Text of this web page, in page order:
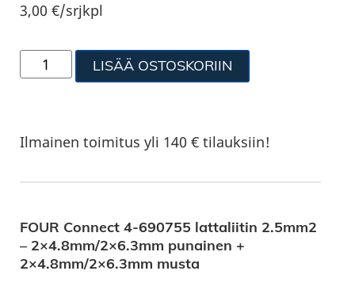
3,00€/srjkpl
LISÄÄ OSTOSKORIIN
Ilmainen toimitus yli 140 € tilauksiin!
FOUR Connect 4-690755 lattaliitin 2.5mm2
– 2×4.8mm/2×6.3mm punainen +
2×4.8mm/2×6.3mm musta